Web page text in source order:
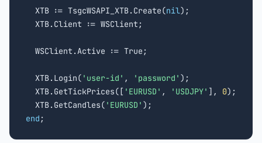
  XTB := TsgcWSAPI_XTB.Create(
nil);
  XTB.Client := WSClient;
  WSClient.Active := True;
  XTB.Login(
'user-id' , 'password' );
  XTB.GetTickPrices([
'EURUSD' , 'USDJPY' ], 0);
  XTB.GetCandles(
'EURUSD'
end ;